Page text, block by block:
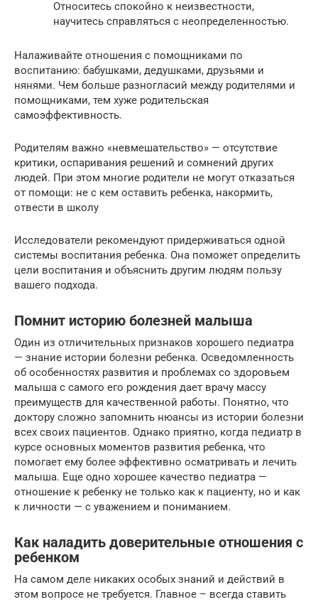
Относитесь спокойно к неизвестности,
научитесь справляться с неопределенностью.
Налаживайте отношения с помощниками по
воспитанию: бабушками, дедушками, друзьями и
нянями. Чем больше разногласий между родителями и
помощниками, тем хуже родительская
самоэффективность.
Родителям важно «невмешательство» — отсутствие
критики, оспаривания решений и сомнений других
людей. При этом многие родители не могут отказаться
от помощи: не с кем оставить ребенка, накормить,
отвести в школу
Исследователи рекомендуют придерживаться одной
системы воспитания ребенка. Она поможет определить
цели воспитания и объяснить другим людям пользу
вашего подхода.
Помнит историю болезней малыша
Один из отличительных признаков хорошего педиатра
— знание истории болезни ребенка. Осведомленность
об особенностях развития и проблемах со здоровьем
малыша с самого его рождения дает врачу массу
преимуществ для качественной работы. Понятно, что
доктору сложно запомнить нюансы из истории болезни
всех своих пациентов. Однако приятно, когда педиатр в
курсе основных моментов развития ребенка, что
помогает ему более эффективно осматривать и лечить
малыша. Еще одно хорошее качество педиатра —
отношение к ребенку не только как к пациенту, но и как
к личности — с уважением и пониманием.
Как наладить доверительные отношения с
ребенком
На самом деле никаких особых знаний и действий в
этом вопросе не требуется. Главное – всегда ставить